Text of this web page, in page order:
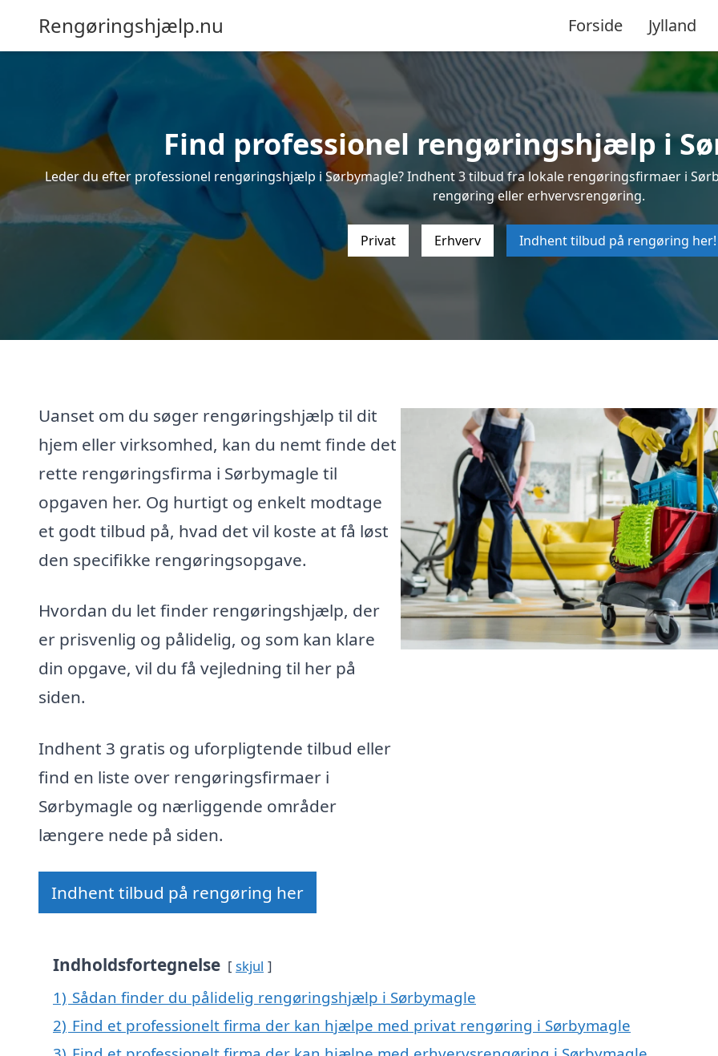
Rengøringshjælp.nu Forside Jylland
Find professionel rengøringshjælp i
Leder du efter professionel rengøringshjælp i Sørbymagle? Indhent 3 tilbud fra lokale rengøringsfirmaer i
rengøring eller erhvervsrengøring.
Privat Erhverv Indhent tilbud på rengøring her!
Uanset om du søger rengøringshjælp til dit
hjem eller virksomhed, kan du nemt finde det
rette rengøringsfirma i Sørbymagle til
opgaven her. Og hurtigt og enkelt modtage
et godt tilbud på, hvad det vil koste at få løst
den specifikke rengøringsopgave.
Hvordan du let finder rengøringshjælp, der
er prisvenlig og pålidelig, og som kan klare
din opgave, vil du få vejledning til her på
siden.
Indhent 3 gratis og uforpligtende tilbud eller
find en liste over rengøringsfirmaer i
Sørbymagle og nærliggende områder
længere nede på siden.
Indhent tilbud på rengøring her
Indholdsfortegnelse skjul
1) Sådan finder du pålidelig rengøringshjælp i Sørbymagle
2) Find et professionelt firma der kan hjælpe med privat rengøring i Sørbymagle